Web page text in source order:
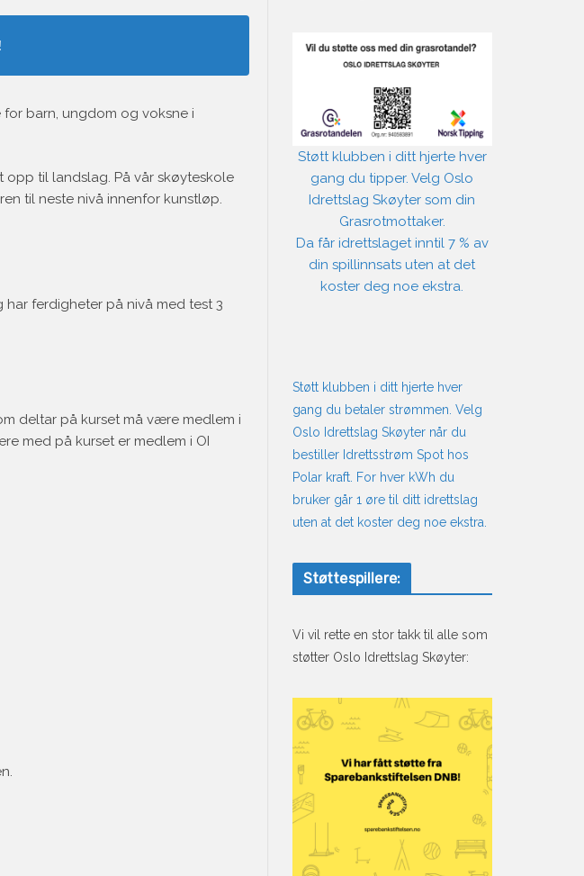
barn, ungdom og voksne i
til landslag. På vår skøyteskole
til neste nivå innenfor kunstløp.
ferdigheter på nivå med test 3
deltar på kurset må være medlem i
med på kurset er medlem i OI
Støtt klubben i ditt hjerte hver
gang du tipper. Velg Oslo
Idrettslag Skøyter som din
Grasrotmottaker.
Da får idrettslaget inntil 7 % av
din spillinnsats uten at det
koster deg noe ekstra.
Støtt klubben i ditt hjerte hver
gang du betaler strømmen. Velg
Oslo Idrettslag Skøyter når du
bestiller Idrettsstrøm Spot hos
Polar kraft. For hver kWh du
bruker går 1 øre til ditt idrettslag
uten at det koster deg noe ekstra.
Støttespillere:
Vi vil rette en stor takk til alle som
støtter Oslo Idrettslag Skøyter: